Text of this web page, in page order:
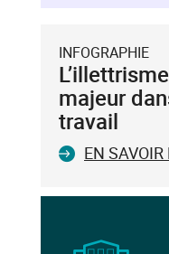
INFOGRAPHIE
majeur
travail
EN SAVOIR